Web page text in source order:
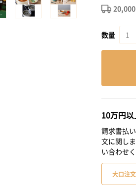
数量
10万円
請求書払
文に関し
い合わせく
大口注